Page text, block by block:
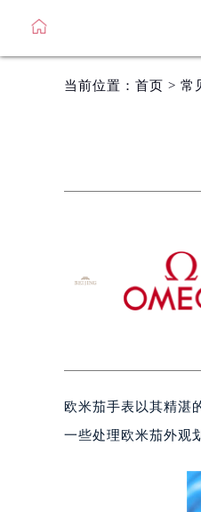
当前位置： 首页 > 常
欧米茄手表以其精湛
一些处理欧米茄外观